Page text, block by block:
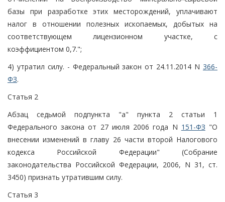
базы при разработке этих месторождений, уплачивают
налог в отношении полезных ископаемых, добытых на
соответствующем лицензионном участке, с
коэффициентом 0,7.";
4) утратил силу. - Федеральный закон от 24.11.2014 N 366-
ФЗ.
Статья 2
Абзац седьмой подпункта "а" пункта 2 статьи 1
Федерального закона от 27 июля 2006 года N 151-ФЗ "О
внесении изменений в главу 26 части второй Налогового
кодекса Российской Федерации" (Собрание
законодательства Российской Федерации, 2006, N 31, ст.
3450) признать утратившим силу.
Статья 3